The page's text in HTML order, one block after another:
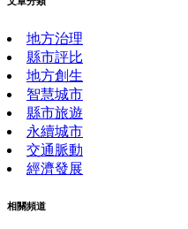
地方治理
縣市評比
地方創生
智慧城市
縣市旅遊
永續城市
交通脈動
經濟發展
相關頻道